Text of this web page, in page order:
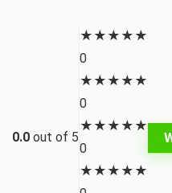
0.0 out of 5
★ ★ ★ ★ ★
0
★ ★ ★ ★ ★
0
★ ★ ★ ★ ★
0
★ ★ ★ ★ ★